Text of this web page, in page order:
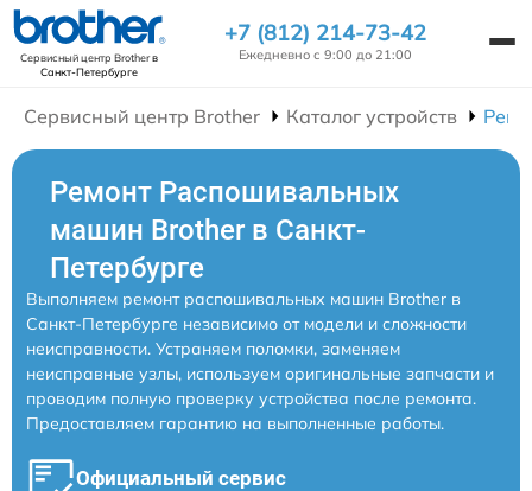
Сервисный центр Brotherв
Санкт-Петербурге
+7 (812) 214-73-42
Ежедневно с 9:00 до 21:00
Сервисный центр Brother Каталог устройств
Ремонт Распошивальных
машин Brother в Санкт-
Петербурге
Выполняем ремонт распошивальных машин Brother в
Санкт-Петербурге независимо от модели и сложности
неисправности. Устраняем поломки, заменяем
неисправные узлы, используем оригинальные запчасти и
проводим полную проверку устройства после ремонта.
Предоставляем гарантию на выполненные работы.
Официальный сервис